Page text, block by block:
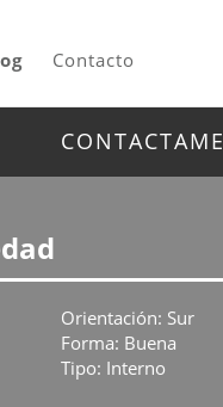
Contacto
CONTACTAME
Orientación: Sur
Forma: Buena
Tipo: Interno